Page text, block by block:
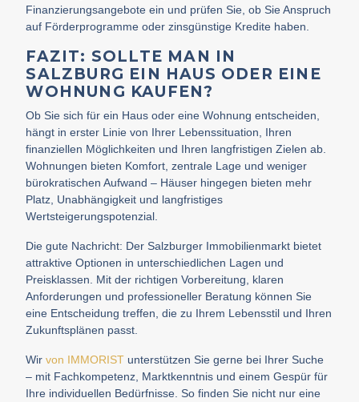
Finanzierungsangebote ein und prüfen Sie, ob Sie Anspruch
auf Förderprogramme oder zinsgünstige Kredite haben.
FAZIT: SOLLTE MAN IN
SALZBURG EIN HAUS ODER EINE
WOHNUNG KAUFEN?
Ob Sie sich für ein Haus oder eine Wohnung entscheiden,
hängt in erster Linie von Ihrer Lebenssituation, Ihren
finanziellen Möglichkeiten und Ihren langfristigen Zielen ab.
Wohnungen bieten Komfort, zentrale Lage und weniger
bürokratischen Aufwand – Häuser hingegen bieten mehr
Platz, Unabhängigkeit und langfristiges
Wertsteigerungspotenzial.
Die gute Nachricht: Der Salzburger Immobilienmarkt bietet
attraktive Optionen in unterschiedlichen Lagen und
Preisklassen. Mit der richtigen Vorbereitung, klaren
Anforderungen und professioneller Beratung können Sie
eine Entscheidung treffen, die zu Ihrem Lebensstil und Ihren
Zukunftsplänen passt.
Wirvon IMMORIST unterstützen Sie gerne bei Ihrer Suche
– mit Fachkompetenz, Marktkenntnis und einem Gespür für
Ihre individuellen Bedürfnisse. So finden Sie nicht nur eine